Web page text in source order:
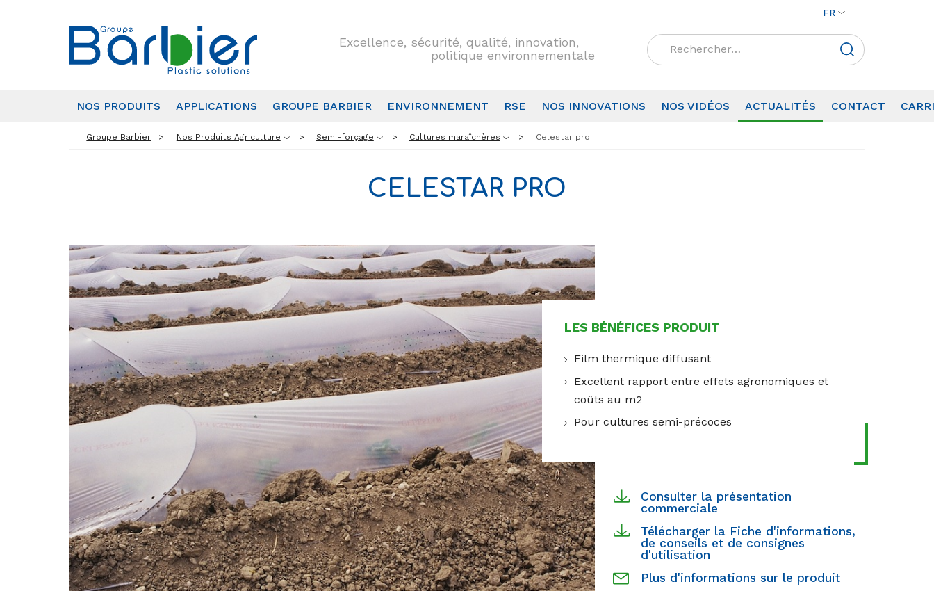
FR
Excellence, sécurité, qualité, innovation,
politique environnementale
Rechercher :
NOS PRODUITS APPLICATIONS GROUPE BARBIER ENVIRONNEMENT RSE NOS INNOVATIONS NOS VIDÉOS ACTUALITÉS CONTACT
Groupe Barbier Nos Produits Agriculture Semi-forçage Cultures maraîchères Celestar pro
CELESTAR PRO
LES BÉNÉFICES PRODUIT
Film thermique diffusant
Excellent rapport entre effets agronomiques et
coûts au m2
Pour cultures semi-précoces
Consulter la présentation
commerciale
Télécharger la Fiche d'informations,
de conseils et de consignes
d'utilisation
Plus d'informations sur le produit